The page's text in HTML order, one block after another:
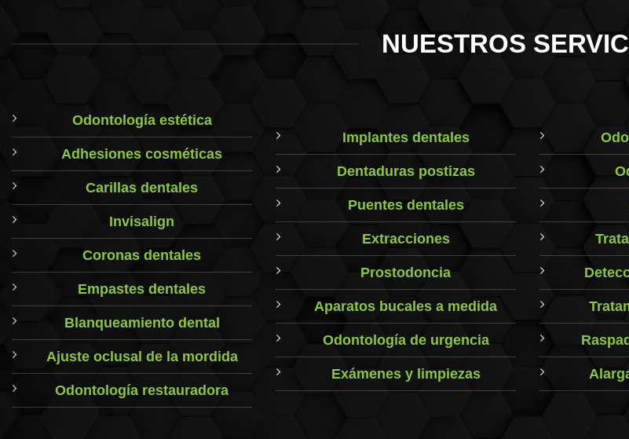
NUESTROS
Odontología estética
Adhesiones cosméticas
Carillas dentales
Invisalign
Coronas dentales
Empastes dentales
Blanqueamiento dental
Ajuste oclusal de la mordida
Odontología restauradora
Implantes dentales
Dentaduras postizas
Puentes dentales
Extracciones
Prostodoncia
Aparatos bucales a medida
Odontología de urgencia
Exámenes y limpiezas